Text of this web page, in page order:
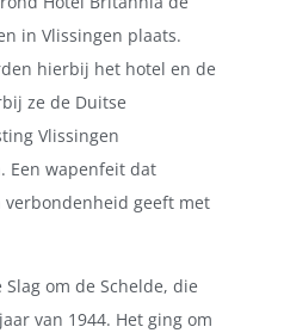
in Vlissingen plaats.
hierbij het hotel en de
ze de Duitse
Vlissingen
Een wapenfeit dat
geeft met
om de Schelde, die
van 1944. Het ging om